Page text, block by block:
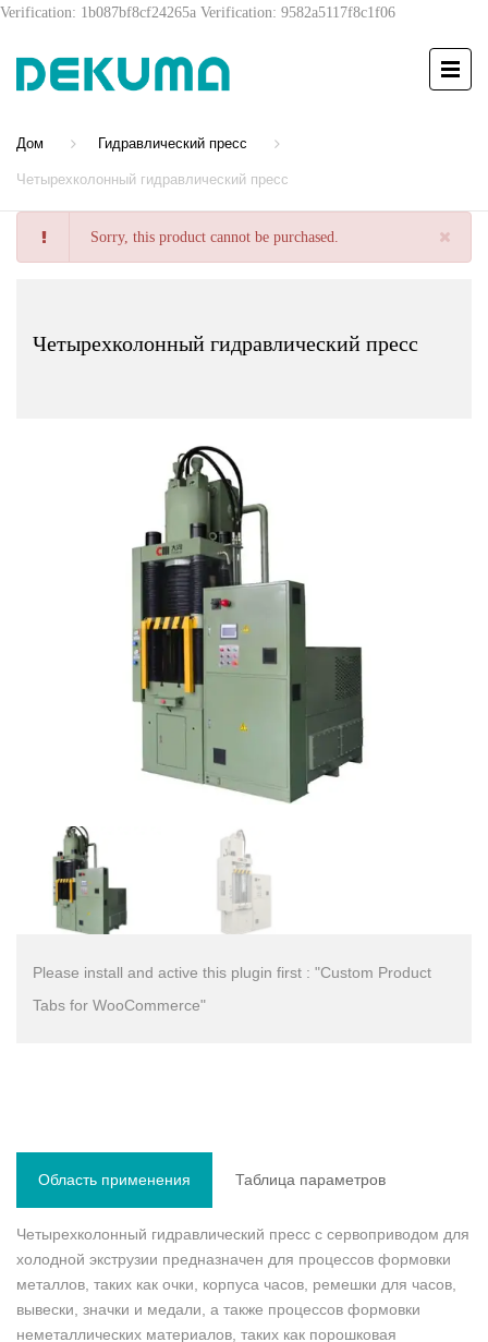
Verification: 1b087bf8cf24265a Verification: 9582a5117f8c1f06
Дом Гидравлический пресс
Четырехколонный гидравлический пресс
Sorry, this product cannot be purchased.
Четырехколонный гидравлический пресс
Please install and active this plugin first : "Custom Product
Tabs for WooCommerce"
Область применения Таблица параметров
Четырехколонный гидравлический пресс с сервоприводом для
холодной экструзии предназначен для процессов формовки
металлов, таких как очки, корпуса часов, ремешки для часов,
вывески, значки и медали, а также процессов формовки
неметаллических материалов, таких как порошковая